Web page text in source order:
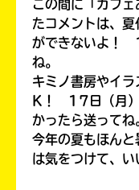
この間に「カフ
たコメントは、
ができないよ！
ね。
キミノ書房やイ
K！ 17日（月）
かったら送ってね
今年の夏もほんと
は気をつけて、い